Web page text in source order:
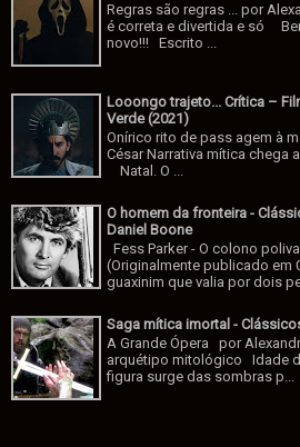
Regras são regras ... por
é correta e divertida e só
novo!!! Escrito ...
Looongo trajeto... Crítica –
Verde (2021)
Onírico rito de pass agem à
César Narrativa mítica chega
Natal. O ...
O homem da fronteira -
Daniel Boone
Fess Parker - O colono
(Originalmente publicado
guaxinim que valia por dois
Saga mítica imortal -
A Grande Ópera por
arquétipo mitológico Idade
figura surge das sombras p...